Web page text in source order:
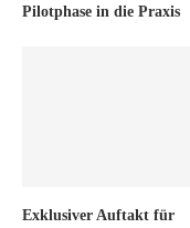
Pilotphase in die Praxis
Exklusiver Auftakt für